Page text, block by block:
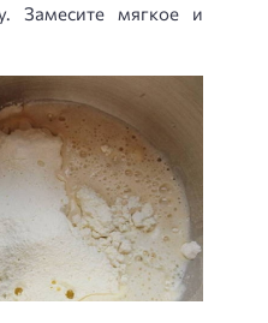
Замесите мягкое и